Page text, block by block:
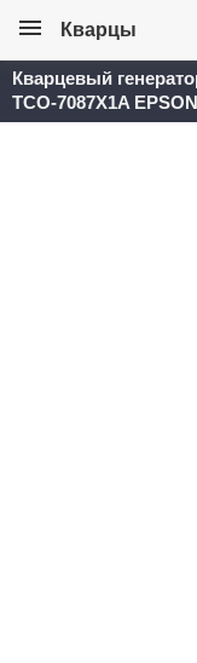
Кварцы
Кварцевый
TCO-7087X1A EPSON